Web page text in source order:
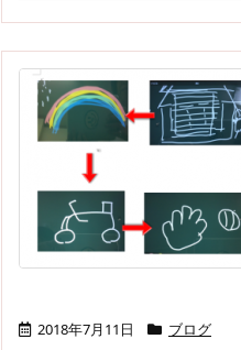
2018年7月11日 ブログ